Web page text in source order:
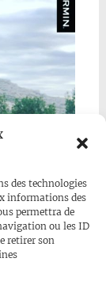
des technologies
informations des
permettra de
ou les ID
retirer son